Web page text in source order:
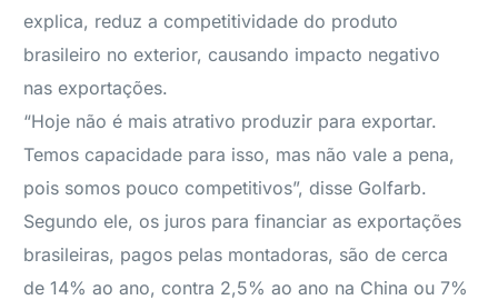
explica, reduz a competitividade do produto
brasileiro no exterior, causando impacto negativo
nas exportações.
“Hoje não é mais atrativo produzir para exportar.
Temos capacidade para isso, mas não vale a pena,
pois somos pouco competitivos”, disse Golfarb.
Segundo ele, os juros para financiar as exportações
brasileiras, pagos pelas montadoras, são de cerca
de 14% ao ano, contra 2,5% ao ano na China ou 7%